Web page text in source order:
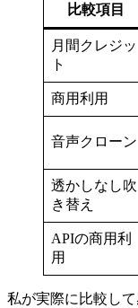
比較項目
月間クレジッ
ト
商用利用
音声クローン
透かしなし吹
き替え
APIの商用利
用
私が実際に比較して